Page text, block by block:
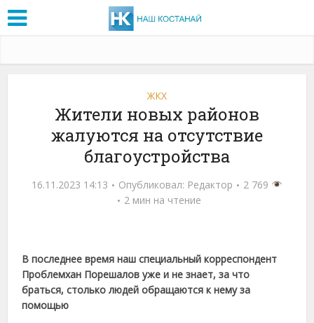
ЖКХ
Жители новых районов
жалуются на отсутствие
благоустройства
16.11.2023 14:13 Опубликовал: Редактор
2 769
2 мин на чтение
В последнее время наш специальный корреспондент
Проблемхан Порешалов уже и не знает, за что
браться, столько людей обращаются к нему за
помощью